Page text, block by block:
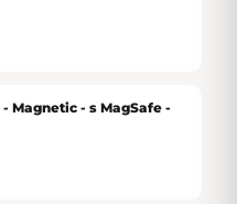
- Magnetic - s MagSafe -